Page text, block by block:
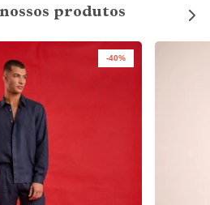
produtos
-40%